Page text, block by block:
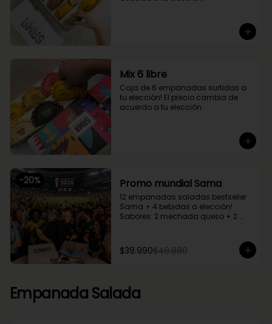
Mix 6 libre
Caja de 6 empanadas surtidas a
tu elección! El precio cambia de
acuerdo a tu elección.
-20% Promo mundial Sama
12 empanadas saladas bestseller
Sama + 4 bebidas a elección!
Sabores: 2 mechada queso + 2
palmitos
$39.990$49.880
Empanada Salada